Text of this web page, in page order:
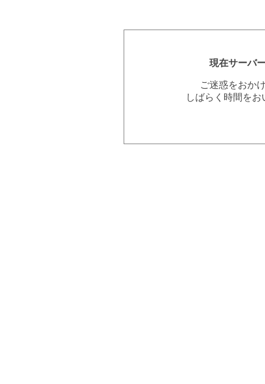
現在サーバ
ご迷惑をおか
しばらく時間を